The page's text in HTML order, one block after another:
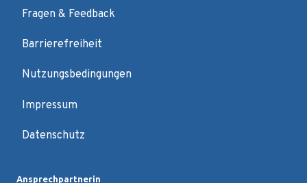
Fragen & Feedback
Barrierefreiheit
Nutzungsbedingungen
Impressum
Datenschutz
Ansprechpartnerin